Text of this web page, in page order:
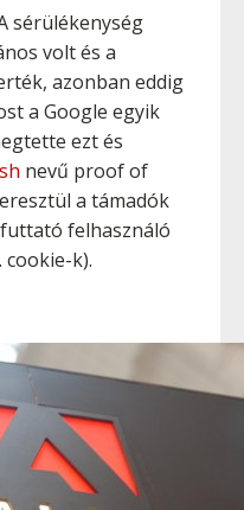
sérülékenység
volt és a
azonban eddig
a Google egyik
ezt és
nevű proof of
a támadók
felhasználó
k).